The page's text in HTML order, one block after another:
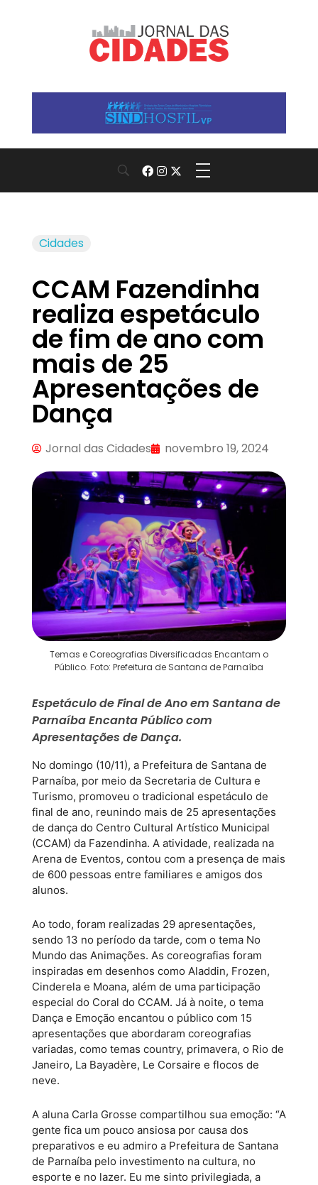
Cidades
CCAM Fazendinha
realiza espetáculo
de fim de ano com
mais de 25
Apresentações de
Dança
Jornal das Cidades novembro 19, 2024
Temas e Coreografias Diversificadas Encantam o
Público. Foto: Prefeitura de Santana de Parnaíba
Espetáculo de Final de Ano em Santana de
Parnaíba Encanta Público com
Apresentações de Dança.
No domingo (10/11), a Prefeitura de Santana de
Parnaíba, por meio da Secretaria de Cultura e
Turismo, promoveu o tradicional espetáculo de
final de ano, reunindo mais de 25 apresentações
de dança do Centro Cultural Artístico Municipal
(CCAM) da Fazendinha. A atividade, realizada na
Arena de Eventos, contou com a presença de mais
de 600 pessoas entre familiares e amigos dos
alunos.
Ao todo, foram realizadas 29 apresentações,
sendo 13 no período da tarde, com o tema No
Mundo das Animações. As coreografias foram
inspiradas em desenhos como Aladdin, Frozen,
Cinderela e Moana, além de uma participação
especial do Coral do CCAM. Já à noite, o tema
Dança e Emoção encantou o público com 15
apresentações que abordaram coreografias
variadas, como temas country, primavera, o Rio de
Janeiro, La Bayadère, Le Corsaire e flocos de
neve.
A aluna Carla Grosse compartilhou sua emoção: “A
gente fica um pouco ansiosa por causa dos
preparativos e eu admiro a Prefeitura de Santana
de Parnaíba pelo investimento na cultura, no
esporte e no lazer. Eu me sinto privilegiada, a